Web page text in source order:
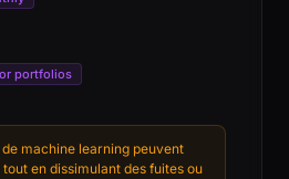
portfolios
machine learning peuvent
en dissimulant des fuites ou